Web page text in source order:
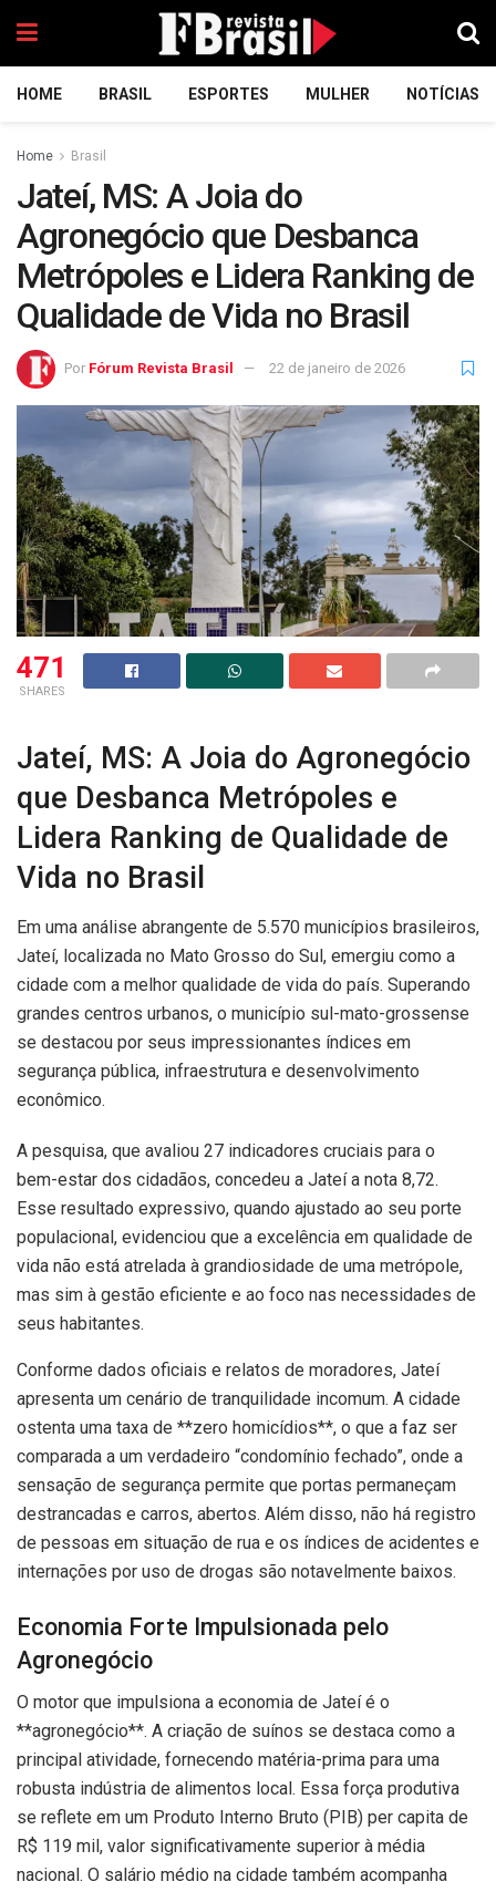
HOME BRASIL ESPORTES MULHER NOTÍCIAS
Home Brasil
Jateí, MS: A Joia do
Agronegócio que Desbanca
Metrópoles e Lidera Ranking de
Qualidade de Vida no Brasil
Por Fórum Revista Brasil 22 de janeiro de 2026
471
SHARES
Jateí, MS: A Joia do Agronegócio
que Desbanca Metrópoles e
Lidera Ranking de Qualidade de
Vida no Brasil
Em uma análise abrangente de 5.570 municípios brasileiros,
Jateí, localizada no Mato Grosso do Sul, emergiu como a
cidade com a melhor qualidade de vida do país. Superando
grandes centros urbanos, o município sul-mato-grossense
se destacou por seus impressionantes índices em
segurança pública, infraestrutura e desenvolvimento
econômico.
A pesquisa, que avaliou 27 indicadores cruciais para o
bem-estar dos cidadãos, concedeu a Jateí a nota 8,72.
Esse resultado expressivo, quando ajustado ao seu porte
populacional, evidenciou que a excelência em qualidade de
vida não está atrelada à grandiosidade de uma metrópole,
mas sim à gestão eficiente e ao foco nas necessidades de
seus habitantes.
Conforme dados oficiais e relatos de moradores, Jateí
apresenta um cenário de tranquilidade incomum. A cidade
ostenta uma taxa de **zero homicídios**, o que a faz ser
comparada a um verdadeiro “condomínio fechado”, onde a
sensação de segurança permite que portas permaneçam
destrancadas e carros, abertos. Além disso, não há registro
de pessoas em situação de rua e os índices de acidentes e
internações por uso de drogas são notavelmente baixos.
Economia Forte Impulsionada pelo
Agronegócio
O motor que impulsiona a economia de Jateí é o
**agronegócio**. A criação de suínos se destaca como a
principal atividade, fornecendo matéria-prima para uma
robusta indústria de alimentos local. Essa força produtiva
se reflete em um Produto Interno Bruto (PIB) per capita de
R$ 119 mil, valor significativamente superior à média
nacional. O salário médio na cidade também acompanha